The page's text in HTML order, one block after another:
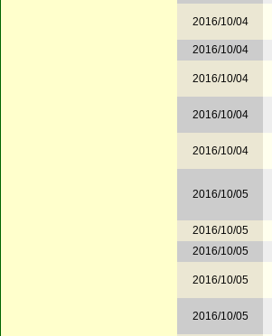
2016/10/04
2016/10/04
2016/10/04
2016/10/04
2016/10/04
2016/10/05
2016/10/05
2016/10/05
2016/10/05
2016/10/05